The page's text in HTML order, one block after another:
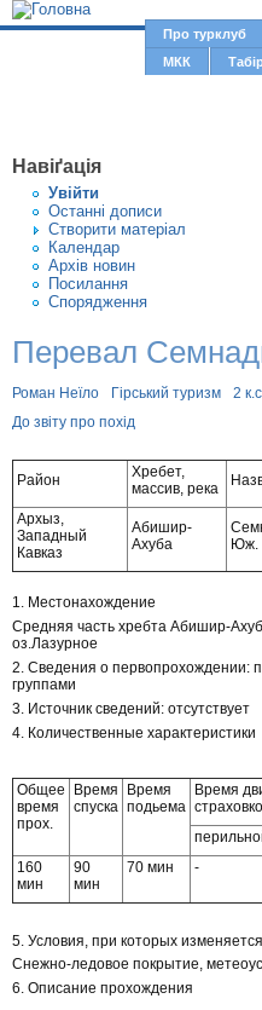
Jump
о
е
ю
Про турклуб
МКК
В
Навіґація
Увiйти
Останні дописи
Створити матерiал
Календар
Архів новин
Посилання
Спорядження
Перевал
Роман Неїло Гірський туризм 2
До звіту про похід
Район
Хребет,
массив, река
Архыз,
Западный
Кавказ
Абишир-
Ахуба
Юж.
1. Местонахождение
Средняя часть хребта Абишир-
оз.Лазурное
2. Сведения о первопрохождении:
группами
3. Источник сведений: отсутствует
4. Количественные характеристики
Общее
время
прох.
Время
спуска
Время
подьема
Время
160
мин
90
мин
70 мин -
5. Условия, при которых
Снежно-ледовое покрытие,
6. Описание прохождения